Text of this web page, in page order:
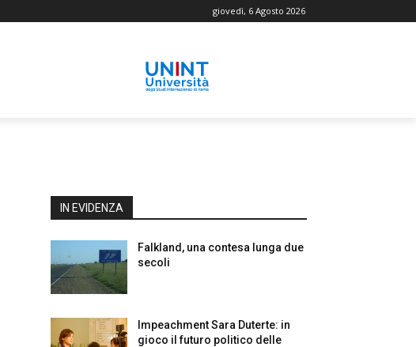
giovedì, 6 Agosto 2026
IN EVIDENZA
Falkland, una contesa lunga due
secoli
Impeachment Sara Duterte: in
gioco il futuro politico delle